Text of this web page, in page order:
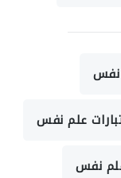
نفس
علم نفس
نفس